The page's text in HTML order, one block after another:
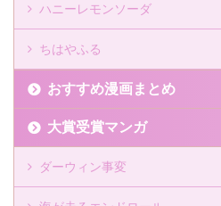
ハニーレモンソーダ
ちはやふる
おすすめ漫画まとめ
大賞受賞マンガ
ダーウィン事変